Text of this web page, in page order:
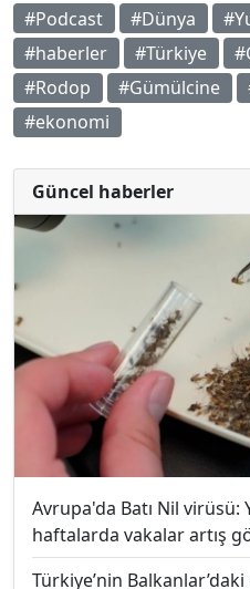
#Podcast #Dünya
#haberler
#Türkiye
#Rodop
#Gümülcine
#ekonomi
Güncel haberler
Avrupa'da Batı Nil virüsü:
haftalarda vakalar artış
Türkiye’nin